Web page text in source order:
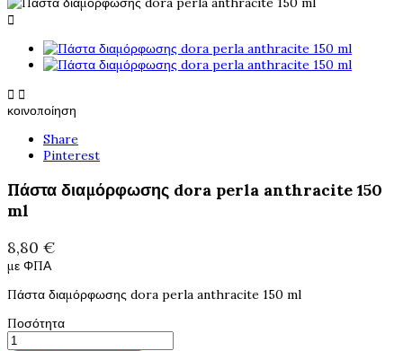

 
κοινοποίηση
Share
Pinterest
Πάστα διαμόρφωσης dora perla anthracite 150
ml
8,80 €
με ΦΠΑ
Πάστα διαμόρφωσης dora perla anthracite 150 ml
Ποσότητα